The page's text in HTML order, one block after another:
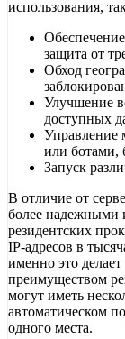
использования,
защита от
Обход
Улучшение
доступных
Управление
или ботами,
Запуск
В отличие от
более надежными
резидентских
IP-адресов в
именно это
преимуществом
могут иметь
автоматическом
одного места.